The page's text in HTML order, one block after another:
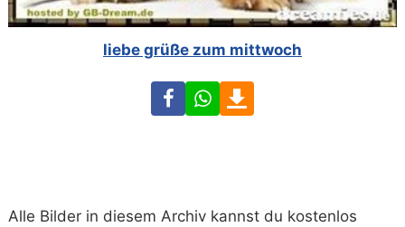
liebe grüße zum mittwoch
FacebookWhatsApp
Alle Bilder in diesem Archiv kannst du kostenlos